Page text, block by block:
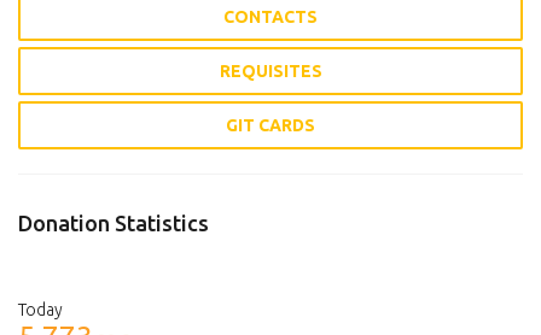
CONTACTS
REQUISITES
GIT CARDS
Donation Statistics
Today